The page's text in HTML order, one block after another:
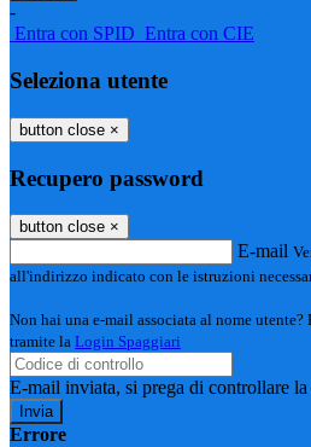
-
Entra con SPID Entra con CIE
Seleziona utente
button close ×
Recupero password
button close ×
E-mail
all'indirizzo indicato con le istruzioni
Non hai una e-mail associata al nome
tramite la Login Spaggiari
E-mail inviata, si prega di controllare
Errore